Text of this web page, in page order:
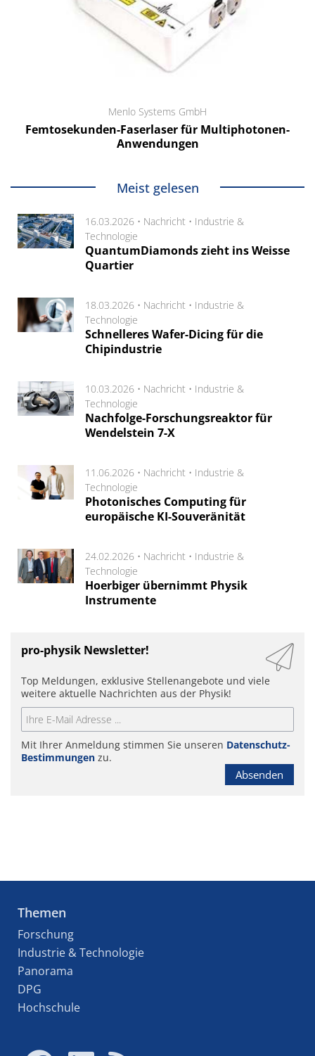
Menlo Systems GmbH
Femtosekunden-Faserlaser für Multiphotonen-
Anwendungen
Meist gelesen
16.03.2026 • Nachricht • Industrie &
Technologie
QuantumDiamonds zieht ins Weisse
Quartier
18.03.2026 • Nachricht • Industrie &
Technologie
Schnelleres Wafer-Dicing für die
Chipindustrie
10.03.2026 • Nachricht • Industrie &
Technologie
Nachfolge-Forschungsreaktor für
Wendelstein 7-X
11.06.2026 • Nachricht • Industrie &
Technologie
Photonisches Computing für
europäische KI-Souveränität
24.02.2026 • Nachricht • Industrie &
Technologie
Hoerbiger übernimmt Physik
Instrumente
pro-physik Newsletter!
Top Meldungen, exklusive Stellenangebote und viele
weitere aktuelle Nachrichten aus der Physik!
Mit Ihrer Anmeldung stimmen Sie unseren Datenschutz-
Bestimmungen zu.
Absenden
Themen
Forschung
Industrie & Technologie
Panorama
DPG
Hochschule